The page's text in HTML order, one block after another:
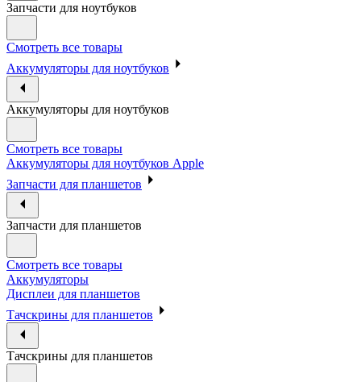
Запчасти для ноутбуков
Смотреть все товары
Аккумуляторы для ноутбуков
Аккумуляторы для ноутбуков
Смотреть все товары
Аккумуляторы для ноутбуков Apple
Запчасти для планшетов
Запчасти для планшетов
Смотреть все товары
Аккумуляторы
Дисплеи для планшетов
Тачскрины для планшетов
Тачскрины для планшетов